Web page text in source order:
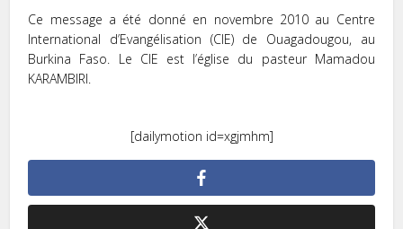
Ce message a été donné en novembre 2010 au Centre
International d’Evangélisation (CIE) de Ouagadougou, au
Burkina Faso. Le CIE est l’église du pasteur Mamadou
KARAMBIRI.
[dailymotion id=xgjmhm]